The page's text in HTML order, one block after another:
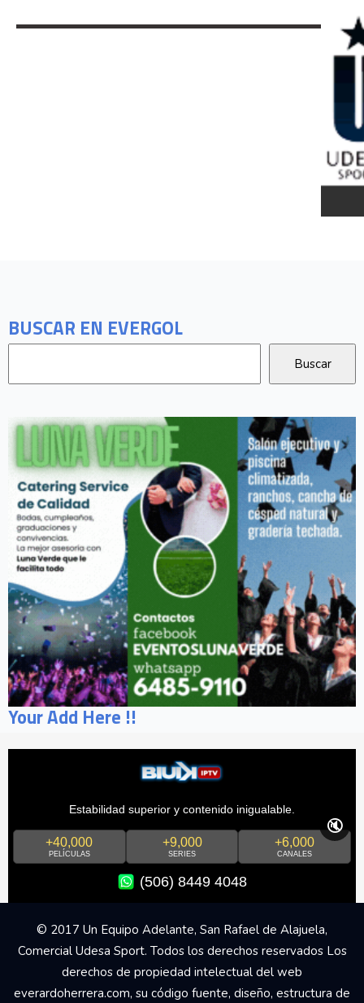
BUSCAR EN EVERGOL
Your Add Here !!
Estabilidad superior y contenido inigualable.
+40,000
PELÍCULAS
+9,000
SERIES
+6,000
CANALES
(506) 8449 4048
🔇
© 2017 Un Equipo Adelante, San Rafael de Alajuela,
Comercial Udesa Sport. Todos los derechos reservados Los
derechos de propiedad intelectual del web
everardoherrera.com, su código fuente, diseño, estructura de